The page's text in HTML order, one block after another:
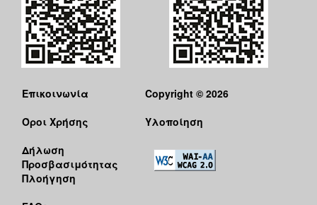
Επικοινωνία
Όροι Χρήσης
Δήλωση
Προσβασιμότητας
Πλοήγηση
Copyright © 2026
Υλοποίηση